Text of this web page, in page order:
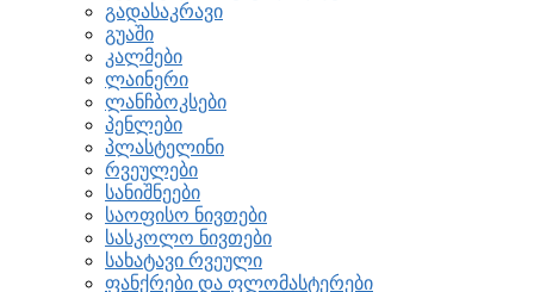
გადასაკრავი
გუაში
კალმები
ლაინერი
ლანჩბოკსები
პენლები
პლასტელინი
რვეულები
სანიშნეები
საოფისო ნივთები
სასკოლო ნივთები
სახატავი რვეული
ფანქრები და ფლომასტერები